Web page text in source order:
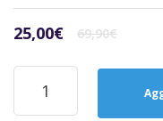
69,90€Il
69,90€.
25,00€
Il
25,00€.
Riparazione
Sostituzione
Vetro